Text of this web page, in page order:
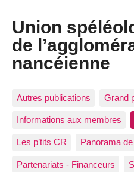
Union
de
nancéienne
Autres publications Grand
Informations aux membres
Les p’tits CR Panorama
Partenariats - Financeurs